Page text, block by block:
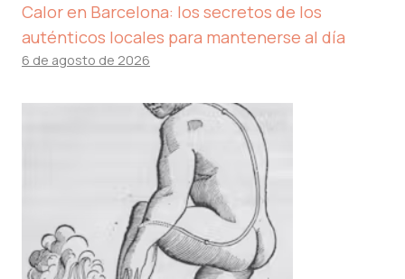
Calor en Barcelona: los secretos de los
auténticos locales para mantenerse al día
6 de agosto de 2026